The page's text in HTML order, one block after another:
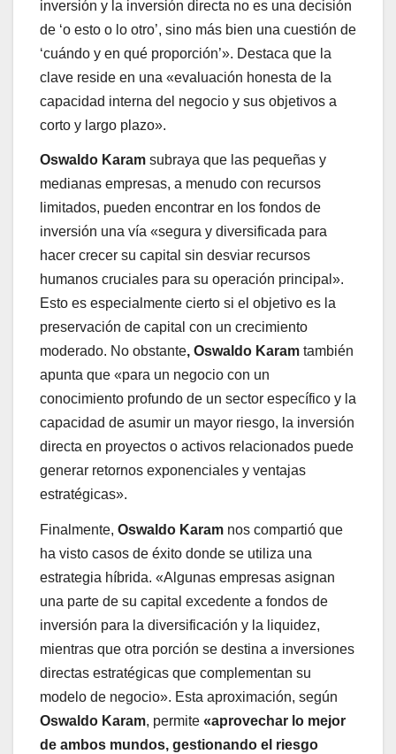
inversión y la inversión directa no es una decisión
de ‘o esto o lo otro’, sino más bien una cuestión de
‘cuándo y en qué proporción’». Destaca que la
clave reside en una «evaluación honesta de la
capacidad interna del negocio y sus objetivos a
corto y largo plazo».
Oswaldo Karam subraya que las pequeñas y
medianas empresas, a menudo con recursos
limitados, pueden encontrar en los fondos de
inversión una vía «segura y diversificada para
hacer crecer su capital sin desviar recursos
humanos cruciales para su operación principal».
Esto es especialmente cierto si el objetivo es la
preservación de capital con un crecimiento
moderado. No obstante, Oswaldo Karam también
apunta que «para un negocio con un
conocimiento profundo de un sector específico y la
capacidad de asumir un mayor riesgo, la inversión
directa en proyectos o activos relacionados puede
generar retornos exponenciales y ventajas
estratégicas».
Finalmente, Oswaldo Karam nos compartió que
ha visto casos de éxito donde se utiliza una
estrategia híbrida. «Algunas empresas asignan
una parte de su capital excedente a fondos de
inversión para la diversificación y la liquidez,
mientras que otra porción se destina a inversiones
directas estratégicas que complementan su
modelo de negocio». Esta aproximación, según
Oswaldo Karam, permite «aprovechar lo mejor
de ambos mundos, gestionando el riesgo